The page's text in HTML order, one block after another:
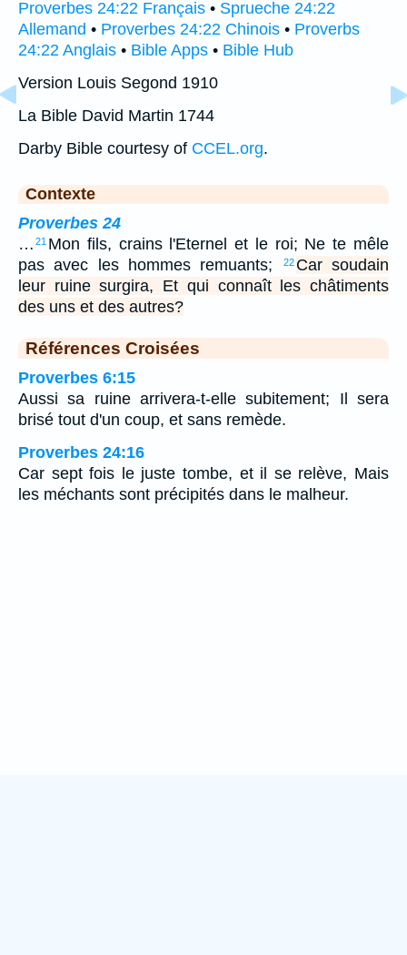
Proverbes 24:22 Français • Sprueche 24:22
Allemand • Proverbes 24:22 Chinois • Proverbs
24:22 Anglais • Bible Apps • Bible Hub
Version Louis Segond 1910
La Bible David Martin 1744
Darby Bible courtesy of CCEL.org.
Contexte
Proverbes 24
… 21 Mon fils, crains l'Eternel et le roi; Ne te mêle
pas avec les hommes remuants;
22 Car soudain
leur ruine surgira, Et qui connaît les châtiments
des uns et des autres?
Références Croisées
Proverbes 6:15
Aussi sa ruine arrivera-t-elle subitement; Il sera
brisé tout d'un coup, et sans remède.
Proverbes 24:16
Car sept fois le juste tombe, et il se relève, Mais
les méchants sont précipités dans le malheur.